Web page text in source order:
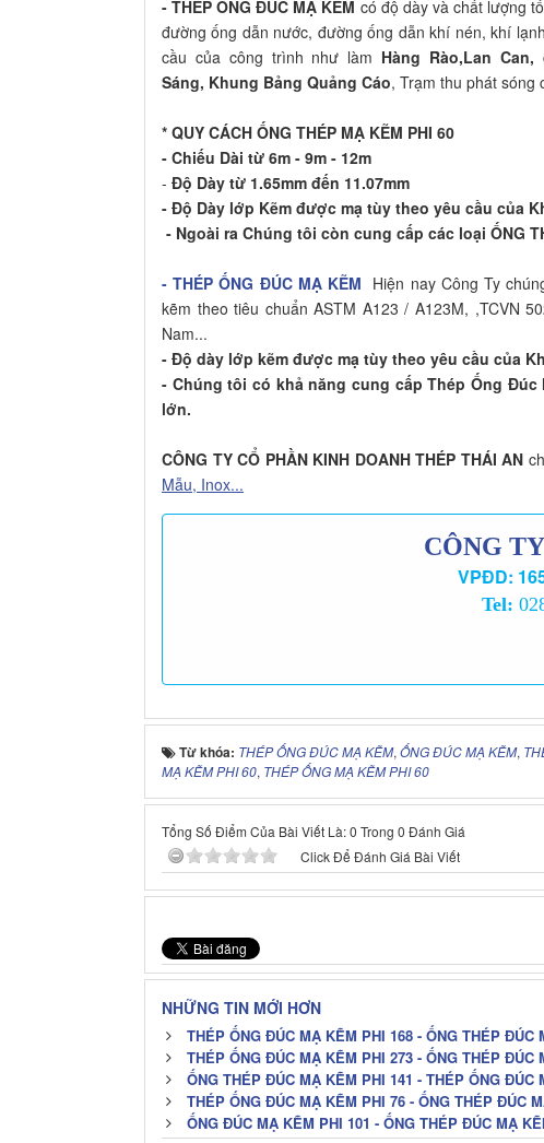
- THÉP ỐNG ĐÚC MẠ KẼM có độ dày và chất lượng
đường ống dẫn nước, đường ống dẫn khí nén, khí
cầu của công trình như làm Hàng Rào,Lan Can,
Sáng, Khung Bảng Quảng Cáo, Trạm thu phát sóng
* QUY CÁCH ỐNG THÉP MẠ KẼM PHI 60
- Chiếu Dài từ 6m - 9m - 12m
- Độ Dày từ 1.65mm đến 11.07mm
- Độ Dày lớp Kẽm được mạ tùy theo yêu cầu của
- Ngoài ra Chúng tôi còn cung cấp các loại ỐNG
- THÉP ỐNG ĐÚC MẠ KẼM Hiện nay Công Ty
kẽm theo tiêu chuẩn ASTM A123 / A123M, ,TCVN
Nam...
- Độ dày lớp kẽm được mạ tùy theo yêu cầu của
- Chúng tôi có khả năng cung cấp Thép Ống
lớn.
CÔNG TY CỔ PHẦN KINH DOANH THÉP THÁI AN
Mẫu, Inox...
CÔNG
VPĐD:
Tel:
Từ khóa: THÉP ỐNG ĐÚC MẠ KẼM, ỐNG ĐÚC MẠ KẼM,
MẠ KẼM PHI 60, THÉP ỐNG MẠ KẼM PHI 60
Tổng Số Điểm Của Bài Viết Là: 0 Trong 0 Đánh Giá
Click Để Đánh Giá Bài Viết
NHỮNG TIN MỚI HƠN
THÉP ỐNG ĐÚC MẠ KẼM PHI 168 - ỐNG THÉP ĐÚC
THÉP ỐNG ĐÚC MẠ KẼM PHI 273 - ỐNG THÉP ĐÚC
ỐNG THÉP ĐÚC MẠ KẼM PHI 141 - THÉP ỐNG ĐÚC
THÉP ỐNG ĐÚC MẠ KẼM PHI 76 - ỐNG THÉP ĐÚC
ỐNG ĐÚC MẠ KẼM PHI 101 - ỐNG THÉP ĐÚC MẠ